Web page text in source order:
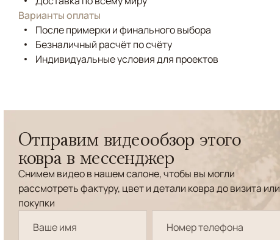
Варианты оплаты
После примерки и финального выбора
Безналичный расчёт по счёту
Индивидуальные условия для проектов
Отправим видеообзор этого
ковра в мессенджер
Снимем видео в нашем салоне, чтобы вы могли
рассмотреть фактуру, цвет и детали ковра до визита или
покупки